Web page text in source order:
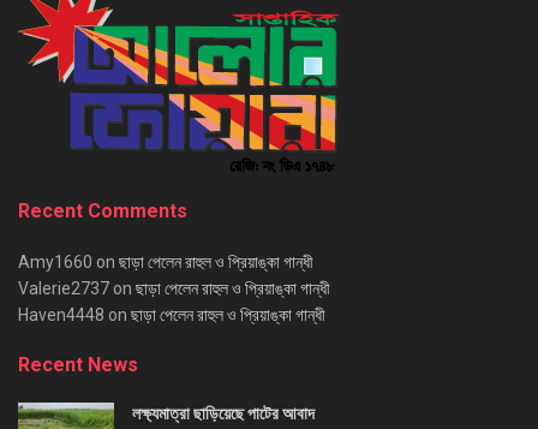
Recent Comments
Amy1660 on ছাড়া পেলেন রাহুল ও প্রিয়াঙ্কা গান্ধী
Valerie2737 on ছাড়া পেলেন রাহুল ও প্রিয়াঙ্কা গান্ধী
Haven4448 on ছাড়া পেলেন রাহুল ও প্রিয়াঙ্কা গান্ধী
Recent News
লক্ষ্যমাত্রা ছাড়িয়েছে পাটের আবাদ